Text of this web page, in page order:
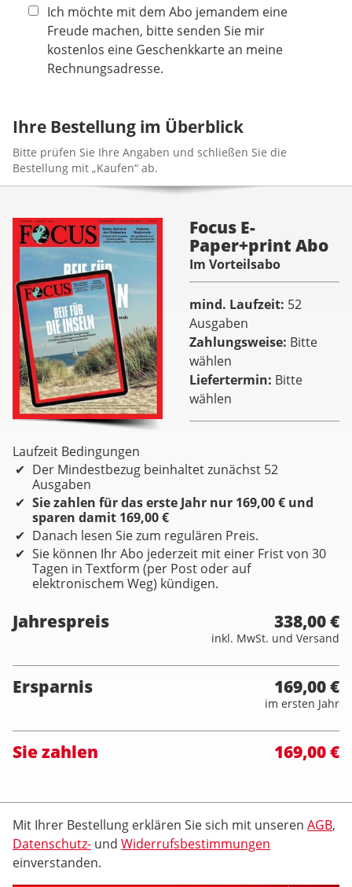
Ich möchte mit dem Abo jemandem eine
Freude machen, bitte senden Sie mir
kostenlos eine Geschenkkarte an meine
Rechnungsadresse.
Ihre Bestellung im Überblick
Bitte prüfen Sie Ihre Angaben und schließen Sie die
Bestellung mit „Kaufen“ ab.
Focus E-
Paper+print Abo
Im Vorteilsabo
mind. Laufzeit 52
Ausgaben
Zahlungsweise Bitte
wählen
Liefertermin Bitte
wählen
Laufzeit Bedingungen
Der Mindestbezug beinhaltet zunächst 52
Ausgaben
Sie zahlen für das erste Jahr nur 169,00 € und
sparen damit 169,00 €
Danach lesen Sie zum regulären Preis.
Sie können Ihr Abo jederzeit mit einer Frist von 30
Tagen in Textform (per Post oder auf
elektronischem Weg) kündigen.
Jahrespreis 338,00 €
inkl. MwSt. und Versand
Ersparnis 169,00 €
im ersten Jahr
Sie zahlen 169,00 €
Mit Ihrer Bestellung erklären Sie sich mit unseren AGB,
Datenschutz- und Widerrufsbestimmungen
einverstanden.